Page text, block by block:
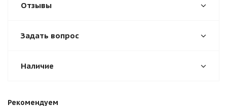
Отзывы
Задать вопрос
Наличие
Рекомендуем